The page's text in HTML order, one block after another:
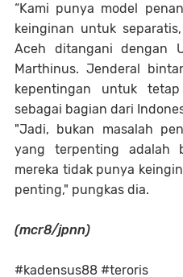
“Kami punya model
keinginan untuk
Aceh ditangani dengan
Marthinus. Jenderal
kepentingan untuk
sebagai bagian dari
"Jadi, bukan masalah
yang terpenting adalah
mereka tidak punya
penting," pungkas dia.
(mcr8/jpnn)
#kadensus88 #teroris